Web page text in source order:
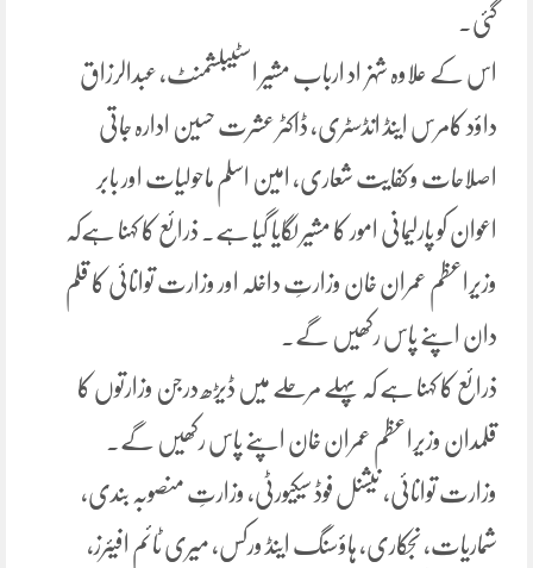
گئی۔
اس کے علاوہ شہزاد ارباب مشیر اسٹیبلشمنٹ، عبدالرزاق
داؤد کامرس اینڈ انڈسٹری، ڈاکٹر عشرت حسین ادارہ جاتی
اصلاحات و کفایت شعاری، امین اسلم ماحولیات اور بابر
اعوان کو پارلیمانی امور کا مشیر لگایا گیا ہے۔ ذرائع کا کہنا ہےکہ
وزیراعظم عمران خان وزارتِ داخلہ اور وزارت توانائی کا قلم
دان اپنے پاس رکھیں گے۔
ذرائع کا کہنا ہے کہ پہلے مرحلے میں ڈیڑھ درجن وزارتوں کا
قلمدان وزیراعظم عمران خان اپنے پاس رکھیں گے۔
وزارت توانائی، نیشنل فوڈ سیکیورٹی، وزارتِ منصوبہ بندی،
شماریات، نجکاری، ہاؤسنگ اینڈ ورکس، میری ٹائم افیئرز،